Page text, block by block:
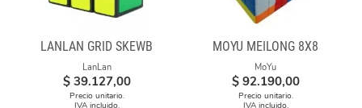
LANLAN GRID SKEWB
LanLan
$ 39.127,00
Precio unitario.
IVA incluido.
MOYU MEILONG 8X8
MoYu
$ 92.190,00
Precio unitario.
IVA incluido.